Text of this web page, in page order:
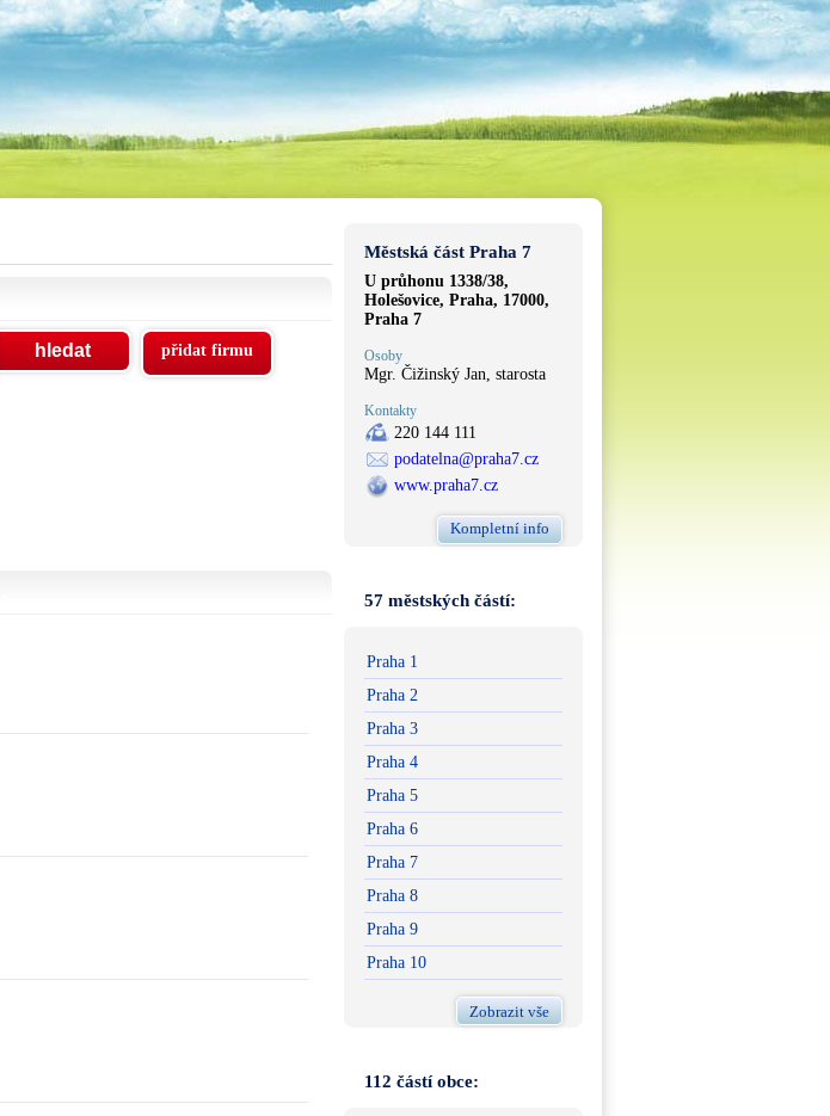
přidat firmu
Městská část Praha 7
U průhonu 1338/38,
Holešovice, Praha, 17000,
Praha 7
Osoby
Mgr. Čižinský Jan, starosta
Kontakty
220 144 111
podatelna@praha7.cz
www.praha7.cz
Kompletní info
57 městských částí:
Praha 1
Praha 2
Praha 3
Praha 4
Praha 5
Praha 6
Praha 7
Praha 8
Praha 9
Praha 10
Zobrazit vše
112 částí obce: